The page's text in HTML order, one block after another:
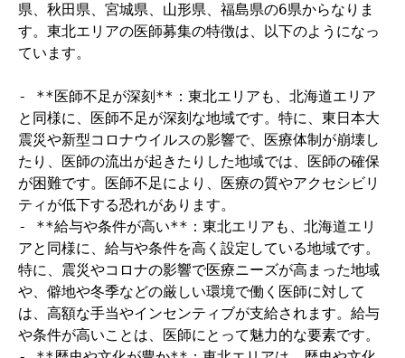
県、秋田県、宮城県、山形県、福島県の6県からなりま
す。東北エリアの医師募集の特徴は、以下のようになっ
ています。
- **医師不足が深刻**：東北エリアも、北海道エリア
と同様に、医師不足が深刻な地域です。特に、東日本大
震災や新型コロナウイルスの影響で、医療体制が崩壊し
たり、医師の流出が起きたりした地域では、医師の確保
が困難です。医師不足により、医療の質やアクセシビリ
ティが低下する恐れがあります。
- **給与や条件が高い**：東北エリアも、北海道エリ
アと同様に、給与や条件を高く設定している地域です。
特に、震災やコロナの影響で医療ニーズが高まった地域
や、僻地や冬季などの厳しい環境で働く医師に対して
は、高額な手当やインセンティブが支給されます。給与
や条件が高いことは、医師にとって魅力的な要素です。